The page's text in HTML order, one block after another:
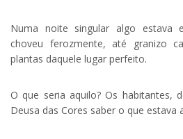
Numa noite singular algo estava
choveu ferozmente, até granizo
plantas daquele lugar perfeito.
O que seria aquilo? Os habitantes,
Deusa das Cores saber o que estava